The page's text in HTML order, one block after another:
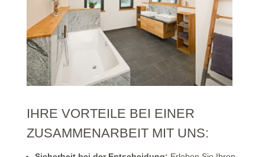
IHRE VORTEILE BEI EINER
ZUSAMMENARBEIT MIT UNS: